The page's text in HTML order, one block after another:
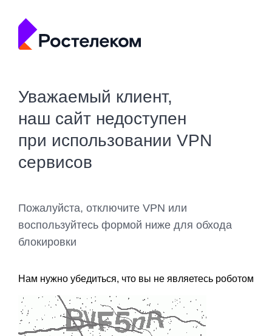
Уважаемый клиент,
наш сайт недоступен
при использовании VPN
сервисов
Пожалуйста, отключите VPN или
воспользуйтесь формой ниже для обхода
блокировки
Нам нужно убедиться, что вы не являетесь роботом